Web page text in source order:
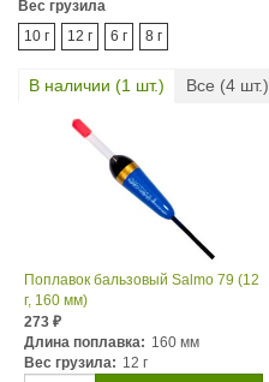
Вес грузила
10 г
12 г 6 г 8 г
В наличии (1 шт.) Все (4 шт.)
Поплавок бальзовый Salmo 79 (12
г, 160 мм)
273 ₽
Длина поплавка: 160 мм
Вес грузила: 12 г